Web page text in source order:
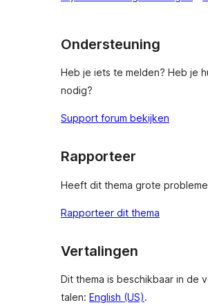
sterren
Ondersteuning
Heb je iets te melden? Heb je
nodig?
Support forum bekijken
Rapporteer
Heeft dit thema grote
Rapporteer dit thema
Vertalingen
Dit thema is beschikbaar in de
talen: English (US).